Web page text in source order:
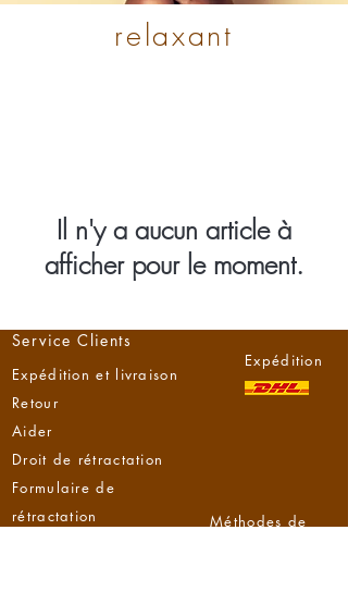
relaxant
Il n'y a aucun article à
afficher pour le moment.
Service Clients
Expédition et livraison
Retour
Aider
Droit de rétractation
Formulaire de
rétractation
Expédition
Méthodes de